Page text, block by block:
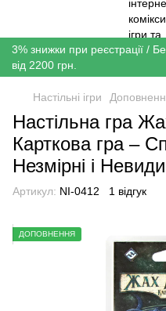
3% знижки при реєстрації /
від 2200 грн.
Настільні ігри
Настільна гра
Карткова гра –
Незмірні і
Артикул: NI-0412 1 відгук
ДОПОВНЕННЯ